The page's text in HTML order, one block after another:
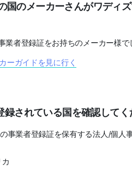
国のメーカーさんがワディ
業者登録証をお持ちのメーカー様
ーガイドを見に行く
録されている国を確認してく
事業者登録証を保有する法人/個人